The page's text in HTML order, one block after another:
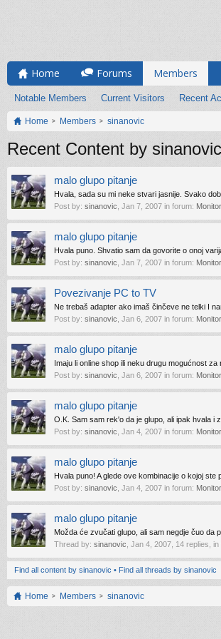
Home Forums Members
Notable Members Current Visitors Recent
Home Members sinanovic
Recent Content by sinanovic
malo glupo pitanje
Hvala, sada su mi neke stvari jasnije. Svako
Post by: sinanovic Jan 7, 2007 in forum:
malo glupo pitanje
Hvala puno. Shvatio sam da govorite o onoj
Post by: sinanovic Jan 7, 2007 in forum:
Povezivanje PC to TV
Ne trebaš adapter ako imaš činčeve ne telki I
Post by: sinanovic Jan 6, 2007 in forum:
malo glupo pitanje
Imaju li online shop ili neku drugu mogućnost
Post by: sinanovic Jan 6, 2007 in forum:
malo glupo pitanje
O.K. Sam sam rek'o da je glupo, ali ipak hvala i
Post by: sinanovic Jan 4, 2007 in forum:
malo glupo pitanje
Hvala puno! A glede ove kombinacije o kojoj
Post by: sinanovic Jan 4, 2007 in forum:
malo glupo pitanje
Možda će zvučati glupo, ali sam negdje čuo da
Thread by: sinanovic Jan 4, 2007 , 14 replies,
Find all content by sinanovic Find all threads by sinanovic
Home Members sinanovic